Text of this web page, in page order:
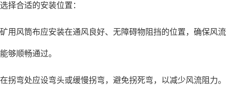
选择合适的安装位置：
矿用风筒布应安装在通风良好、无障碍物阻挡的位置，确保风流
能够顺畅通过。
在拐弯处应设弯头或缓慢拐弯，避免拐死弯，以减少风流阻力。